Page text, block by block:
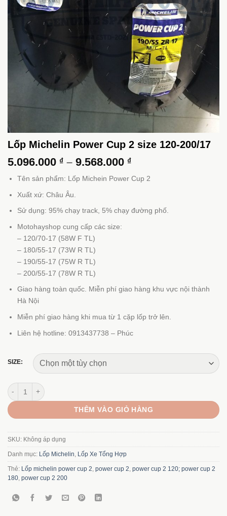
Lốp Michelin Power Cup 2 size 120-200/17
5.096.000 ₫ – 9.568.000 ₫Khoảng
từ
9.568.000 ₫
Tên sản phẩm: Lốp Michein Power Cup 2
Xuất xứ: Châu Âu.
Sử dụng: 95% chạy track, 5% chạy đường phố.
Motohayshop cung cấp các size:
– 120/70-17 (58W F TL)
– 180/55-17 (73W R TL)
– 190/55-17 (75W R TL)
– 200/55-17 (78W R TL)
Giao hàng toàn quốc. Miễn phí giao hàng khu vực nội thành
Hà Nội
Miễn phí giao hàng khi mua từ 1 cặp lốp trở lên.
Liên hệ hotline: 0913437738 – Phúc
SIZE:
Lốp Michelin Power Cup 2 size 120-200/17 số lượng
THÊM VÀO GIỎ HÀNG
SKU: Không áp dụng
Danh mục: Lốp Michelin Lốp Xe Tổng Hợp
Thẻ: Lốp michelin power cup 2 power cup 2 power cup 2 120; power cup 2
180 power cup 2 200